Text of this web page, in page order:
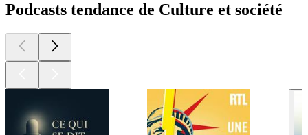
Podcasts tendance de Culture et société